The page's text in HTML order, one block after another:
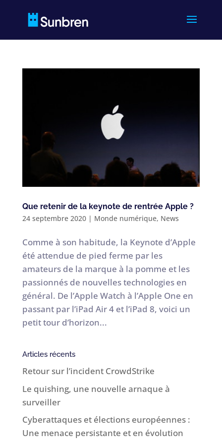
Que retenir de la keynote de rentrée Apple ?
24 septembre 2020| Monde numérique, News
Comme à son habitude, la Keynote d’Apple
été attendue de pied ferme par les
amateurs de la marque à la pomme et les
passionnés de nouvelles technologies en
général. De l’Apple Watch à l’Apple One en
passant par l’iPad Air 4 et l’iPad 8, voici un
petit tour d’horizon...
Articles récents
Retour sur l’incident CrowdStrike
Le quishing, une nouvelle arnaque à
surveiller
Cyberattaques et élections européennes :
Une menace persistante et en évolution